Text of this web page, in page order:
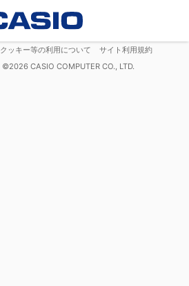
クッキー等の利用について
サイト利用規約
©2026 CASIO COMPUTER CO., LTD.